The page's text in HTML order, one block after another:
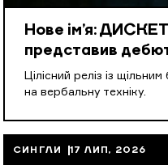
Нове ім’я:
представив
Цілісний реліз із
на вербальну техніку.
СИНГЛИ 17 ЛИП, 2026